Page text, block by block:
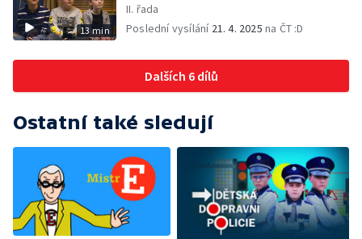
13 min
II. řada
Poslední vysílání 21. 4. 2025 na ČT :D
Dalších 6 dílů
Ostatní také sledují